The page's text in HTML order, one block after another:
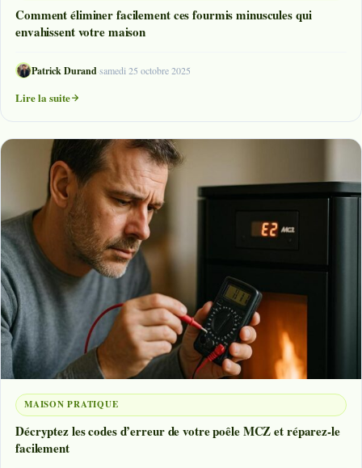
Comment éliminer facilement ces fourmis minuscules qui
envahissent votre maison
Patrick Durand·samedi 25 octobre 2025
Lire la suite
MAISON PRATIQUE
Décryptez les codes d’erreur de votre poêle MCZ et réparez-le
facilement